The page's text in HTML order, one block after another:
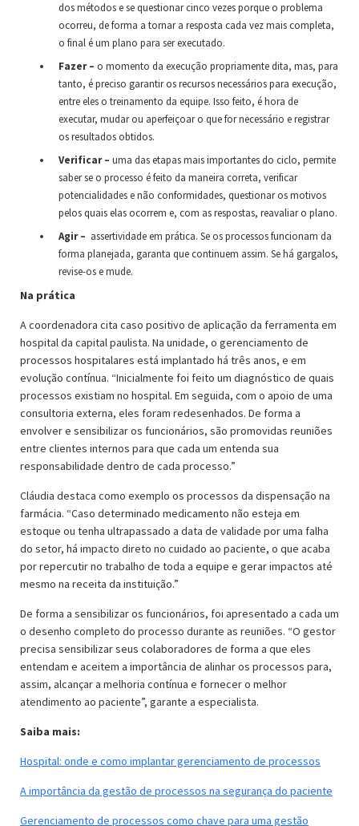
dos métodos e se questionar cinco vezes porque o problema
ocorreu, de forma a tornar a resposta cada vez mais completa,
o final é um plano para ser executado.
Fazer – o momento da execução propriamente dita, mas, para
tanto, é preciso garantir os recursos necessários para execução,
entreeles o treinamento da equipe. Isso feito, é hora de
executar, mudar ou aperfeiçoar o que for necessário e registrar
os resultados obtidos.
Verificar – uma das etapas mais importantes do ciclo, permite
saber se o processo é feito da maneira correta, verificar
potencialidades e não conformidades, questionar os motivos
pelos quais elas ocorrem e, com as respostas, reavaliar o plano.
Agir – assertividade em prática. Se os processos funcionam da
forma planejada, garanta que continuem assim. Se há gargalos,
revise-os e mude.
Na prática
A coordenadora cita caso positivo de aplicação da ferramenta em
hospital da capital paulista. Na unidade, o gerenciamento de
processos hospitalares está implantado há três anos, e em
evolução contínua. “Inicialmente foi feito um diagnóstico de quais
processos existiam no hospital. Em seguida, com o apoio de uma
consultoria externa, eles foram redesenhados. De forma a
envolver e sensibilizar os funcionários, são promovidas reuniões
entre clientes internos para que cada um entenda sua
responsabilidade dentro de cada processo.”
Cláudia destaca como exemplo os processos da dispensação na
farmácia. “Caso determinado medicamento não esteja em
estoque ou tenha ultrapassado a data de validade por uma falha
do setor, há impacto direto no cuidado ao paciente, o que acaba
por repercutir no trabalho de toda a equipe e gerar impactos até
mesmo na receita da instituição.”
De forma a sensibilizar os funcionários, foi apresentado a cada um
o desenho completo do processo durante as reuniões. “O gestor
precisa sensibilizar seus colaboradores de forma a que eles
entendam e aceitem a importância de alinhar os processos para,
assim, alcançar a melhoria contínua e fornecer o melhor
atendimento ao paciente”, garante a especialista.
Saiba mais:
Hospital: onde e como implantar gerenciamento de processos
A importância da gestão de processos na segurança do paciente
Gerenciamento de processos como chave para uma gestão